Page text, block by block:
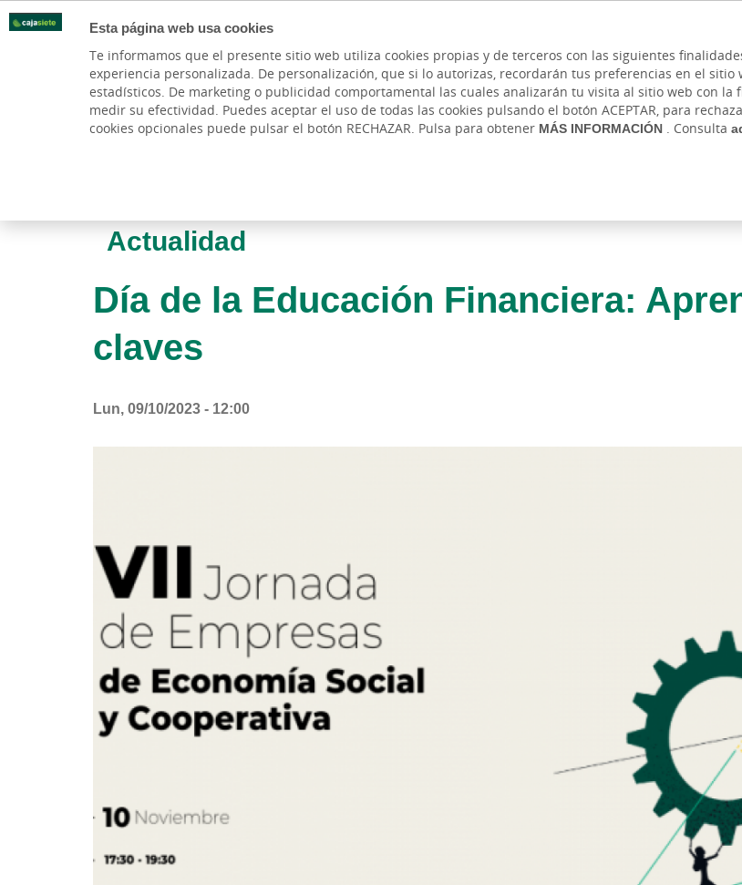
Esta página web usa cookies
Te informamos que el presente sitio web utiliza cookies propias y de terceros con las siguientes
experiencia personalizada. De personalización, que si lo autorizas, recordarán tus preferencias en el
estadísticos. De marketing o publicidad comportamental las cuales analizarán tu visita al sitio web con
medir su efectividad. Puedes aceptar el uso de todas las cookies pulsando el botón ACEPTAR, para
cookies opcionales puede pulsar el botón RECHAZAR. Pulsa para obtener MÁS INFORMACIÓN. Consulta
PARTICULARES BANCA PRIVADA AUTÓNOMOS Y EMPRENDEDORES
Actualidad
Día de la Educación Financiera:
claves
Lun, 09/10/2023 - 12:00